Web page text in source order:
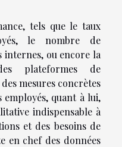
tels que le taux
le nombre de
internes, ou encore la
plateformes de
mesures concrètes
employés, quant à lui,
indispensable à
et des besoins de
en chef des données